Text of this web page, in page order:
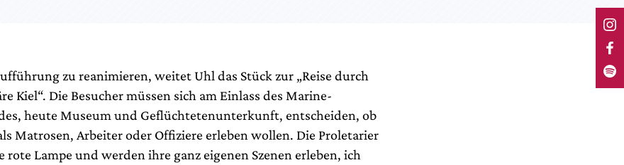
zu reanimieren, weitet Uhl das Stück zur „Reise durch
Kiel“. Die Besucher müssen sich am Einlass des Marine-
heute Museum und Geflüchtetenunterkunft, entscheiden, ob
Matrosen, Arbeiter oder Offiziere erleben wollen. Die Proletarier
rote Lampe und werden ihre ganz eigenen Szenen erleben, ich